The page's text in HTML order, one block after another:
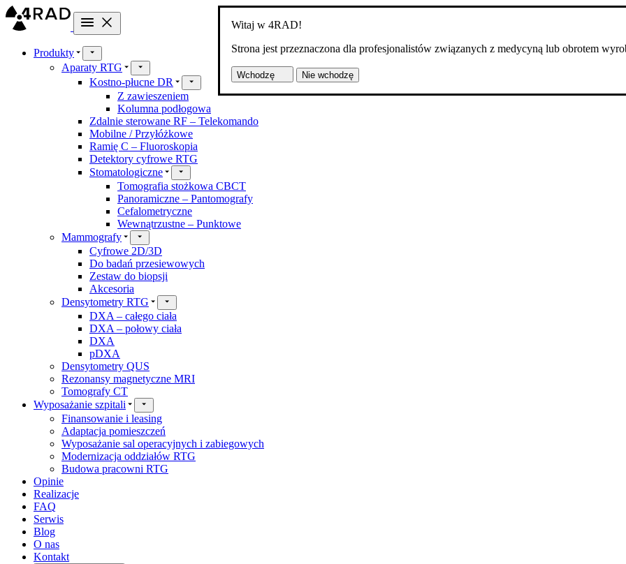
Witaj w 4RAD!
Strona jest przeznaczona dla profesjonalistów związanych z medycyną lub obrotem
Wchodzę Nie wchodzę
Produkty
Aparaty RTG
Kostno-płucne DR
Z zawieszeniem
Kolumna podłogowa
Zdalnie sterowane RF – Telekomando
Mobilne / Przyłóżkowe
Ramię C – Fluoroskopia
Detektory cyfrowe RTG
Stomatologiczne
Tomografia stożkowa CBCT
Panoramiczne – Pantomografy
Cefalometryczne
Wewnątrzustne – Punktowe
Mammografy
Cyfrowe 2D/3D
Do badań przesiewowych
Zestaw do biopsji
Akcesoria
Densytometry RTG
DXA – całego ciała
DXA – połowy ciała
DXA
pDXA
Densytometry QUS
Rezonansy magnetyczne MRI
Tomografy CT
Wyposażanie szpitali
Finansowanie i leasing
Adaptacja pomieszczeń
Wyposażanie sal operacyjnych i zabiegowych
Modernizacja oddziałów RTG
Budowa pracowni RTG
Opinie
Realizacje
FAQ
Serwis
Blog
O nas
Kontakt